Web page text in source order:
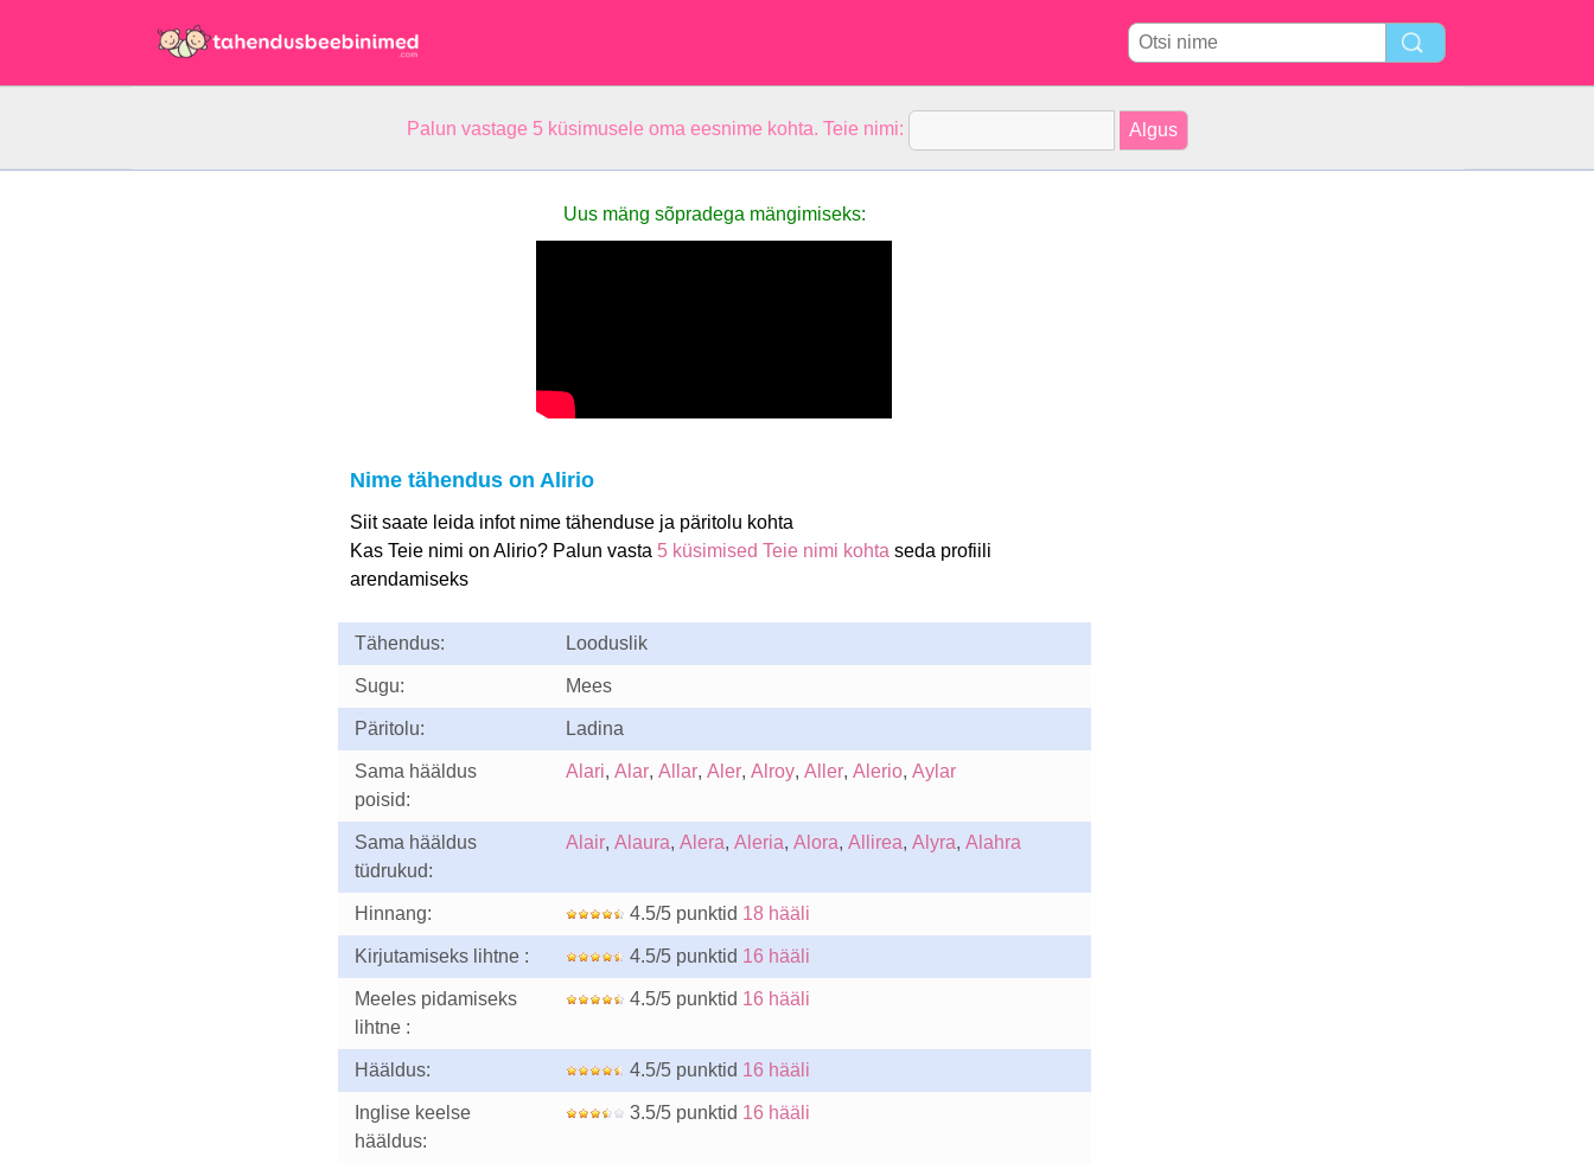
Palun vastage 5 küsimusele oma eesnime kohta. Teie nimi:
Uus mäng sõpradega mängimiseks:
Nime tähendus on Alirio
Siit saate leida infot nime tähenduse ja päritolu kohta
Kas Teie nimi on Alirio? Palun vasta 5 küsimised Teie nimi kohta seda profiili
arendamiseks
Tähendus: Looduslik
Sugu: Mees
Päritolu: Ladina
Sama hääldus
poisid:
Alari, Alar, Allar, Aler, Alroy, Aller, Alerio, Aylar
Sama hääldus
tüdrukud:
Alair, Alaura, Alera, Aleria, Alora, Allirea, Alyra, Alahra
Hinnang: 4.5/5 punktid 18 hääli
Kirjutamiseks lihtne : 4.5/5 punktid 16 hääli
Meeles pidamiseks
lihtne :
4.5/5 punktid 16 hääli
Hääldus: 4.5/5 punktid 16 hääli
Inglise keelse
hääldus:
3.5/5 punktid 16 hääli